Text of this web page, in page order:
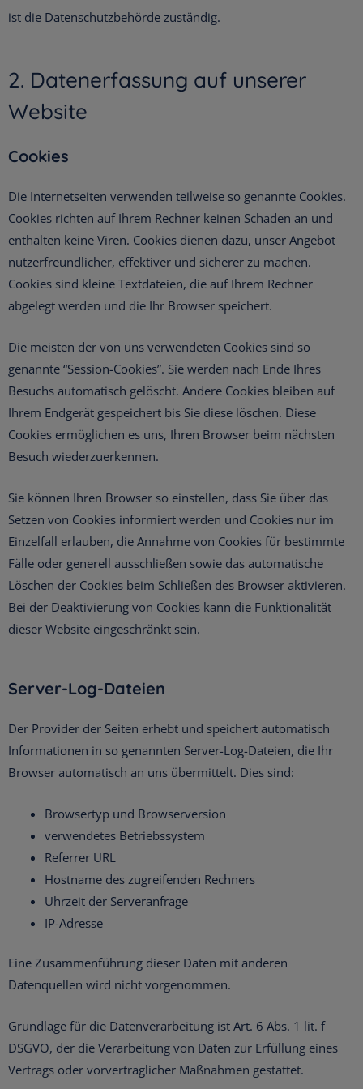
ist die Datenschutzbehörde zuständig.
2. Datenerfassung auf unserer
Website
Cookies
Die Internetseiten verwenden teilweise so genannte Cookies.
Cookies richten auf Ihrem Rechner keinen Schaden an und
enthalten keine Viren. Cookies dienen dazu, unser Angebot
nutzerfreundlicher, effektiver und sicherer zu machen.
Cookies sind kleine Textdateien, die auf Ihrem Rechner
abgelegt werden und die Ihr Browser speichert.
Die meisten der von uns verwendeten Cookies sind so
genannte “Session-Cookies”. Sie werden nach Ende Ihres
Besuchs automatisch gelöscht. Andere Cookies bleiben auf
Ihrem Endgerät gespeichert bis Sie diese löschen. Diese
Cookies ermöglichen es uns, Ihren Browser beim nächsten
Besuch wiederzuerkennen.
Sie können Ihren Browser so einstellen, dass Sie über das
Setzen von Cookies informiert werden und Cookies nur im
Einzelfall erlauben, die Annahme von Cookies für bestimmte
Fälle oder generell ausschließen sowie das automatische
Löschen der Cookies beim Schließen des Browser aktivieren.
Bei der Deaktivierung von Cookies kann die Funktionalität
dieser Website eingeschränkt sein.
Server-Log-Dateien
Der Provider der Seiten erhebt und speichert automatisch
Informationen in so genannten Server-Log-Dateien, die Ihr
Browser automatisch an uns übermittelt. Dies sind:
Browsertyp und Browserversion
verwendetes Betriebssystem
Referrer URL
Hostname des zugreifenden Rechners
Uhrzeit der Serveranfrage
IP-Adresse
Eine Zusammenführung dieser Daten mit anderen
Datenquellen wird nicht vorgenommen.
Grundlage für die Datenverarbeitung ist Art. 6 Abs. 1 lit. f
DSGVO, der die Verarbeitung von Daten zur Erfüllung eines
Vertrags oder vorvertraglicher Maßnahmen gestattet.